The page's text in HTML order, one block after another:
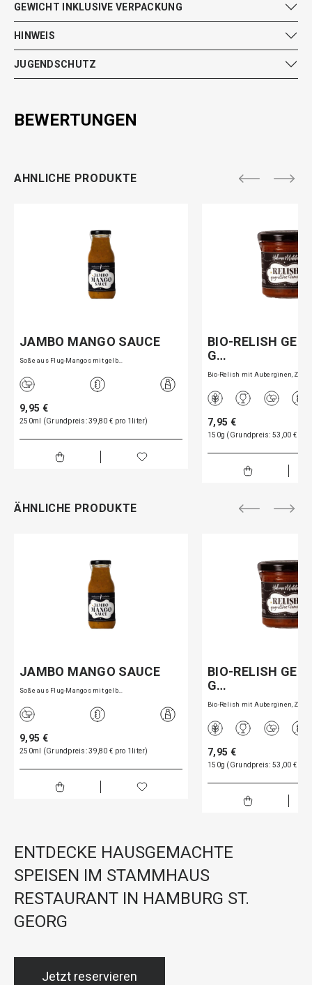
GEWICHT INKLUSIVE VERPACKUNG
HINWEIS
JUGENDSCHUTZ
BEWERTUNGEN
AHNLICHE PRODUKTE
JAMBO MANGO SAUCE
Soße aus Flug-Mangos mit gelb…
9,95 €
250ml (Grundpreis: 39,80 € pro 1liter)
BIO-RELISH
G…
Bio-Relish mit Auberginen, Zu…
7,95 €
150g (Grundpreis: 53,00 € pro
ÄHNLICHE PRODUKTE
JAMBO MANGO SAUCE
Soße aus Flug-Mangos mit gelb…
9,95 €
250ml (Grundpreis: 39,80 € pro 1liter)
BIO-RELISH
G…
Bio-Relish mit Auberginen, Zu…
7,95 €
150g (Grundpreis: 53,00 € pro
ENTDECKE HAUSGEMACHTE
SPEISEN IM STAMMHAUS
RESTAURANT IN HAMBURG ST.
GEORG
Jetzt reservieren